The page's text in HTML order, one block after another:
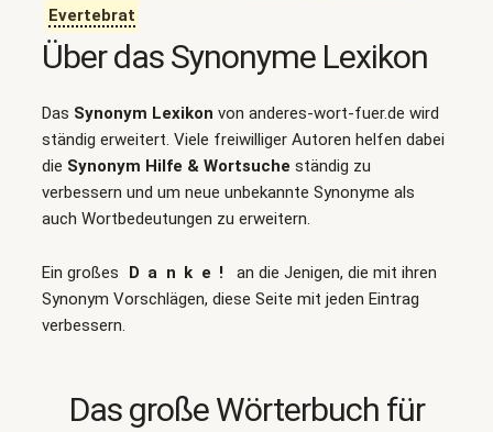
Evertebrat
Über das Synonyme Lexikon
Das Synonym Lexikon von anderes-wort-fuer.de wird
ständig erweitert. Viele freiwilliger Autoren helfen dabei
die Synonym Hilfe & Wortsuche ständig zu
verbessern und um neue unbekannte Synonyme als
auch Wortbedeutungen zu erweitern.
Ein großes Danke!
an die Jenigen, die mit ihren
Synonym Vorschlägen, diese Seite mit jeden Eintrag
verbessern.
Das große Wörterbuch für